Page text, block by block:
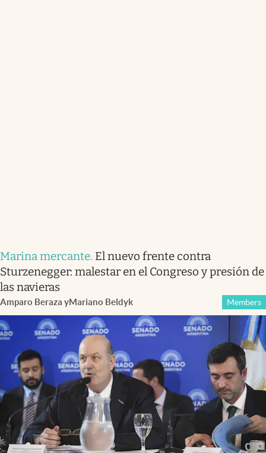
Marina mercante. El nuevo frente contra
Sturzenegger: malestar en el Congreso y presión de
las navieras
Amparo Beraza yMariano Beldyk Members